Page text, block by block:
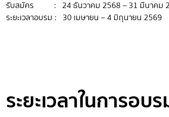
รับสมัคร : 24 ธันวาคม 2568 – 31 มีนาคม
ระยะเวลาอบรม : 30 เมษายน – 4 มิถุนายน 2569
ระยะเวลาในการอบ